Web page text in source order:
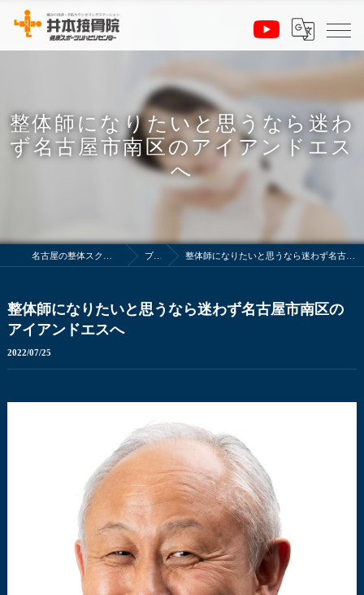
整体師になりたいと思うなら迷わ
ず名古屋市南区のアイアンドエス
へ
ブログ 整体師になりたいと思うなら迷わず名古屋市南区のアイアンドエスへ
整体師になりたいと思うなら迷わず名古屋市南区の
アイアンドエスへ
2022/07/25